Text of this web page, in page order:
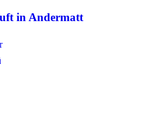
in Andermatt